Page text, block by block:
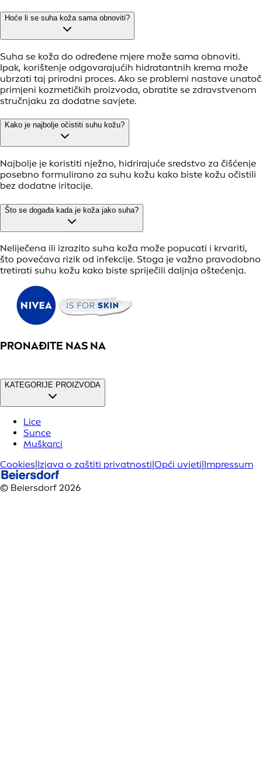
Hoće li se suha koža sama obnoviti?
Suha se koža do određene mjere može sama obnoviti.
Ipak, korištenje odgovarajućih hidratantnih krema može
ubrzati taj prirodni proces. Ako se problemi nastave unatoč
primjeni kozmetičkih proizvoda, obratite se zdravstvenom
stručnjaku za dodatne savjete.
Kako je najbolje očistiti suhu kožu?
Najbolje je koristiti nježno, hidrirajuće sredstvo za čišćenje
posebno formulirano za suhu kožu kako biste kožu očistili
bez dodatne iritacije.
Što se događa kada je koža jako suha?
Neliječena ili izrazito suha koža može popucati i krvariti,
što povećava rizik od infekcije. Stoga je važno pravodobno
tretirati suhu kožu kako biste spriječili daljnja oštećenja.
PRONAĐITE NAS NA
KATEGORIJE PROIZVODA
Lice
Sunce
Muškarci
Cookies|Izjava o zaštiti privatnosti|Opći uvjeti|Impressum
© Beiersdorf 2026